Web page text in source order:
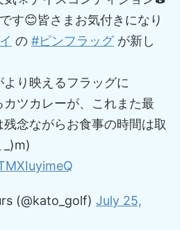
です😊皆さまお気付きになり
の #ピンフラッグが新し
り映えるフラッグに
ツカレーが、これまた最
念ながらお食事の時間は取
_)m)
(@kato_golf) July 25,